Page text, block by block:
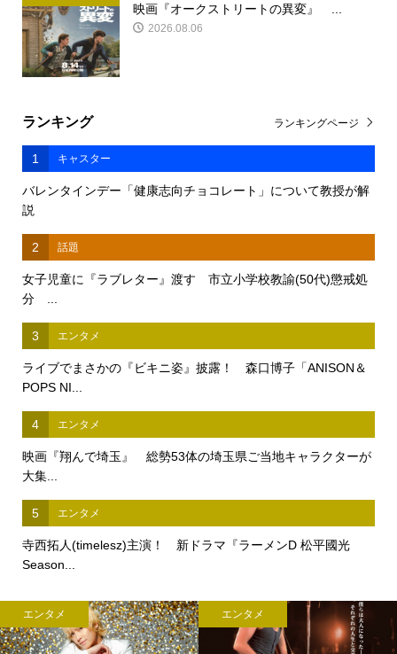
映画『オークストリートの異変』 ...
2026.08.06
ランキング
1 キャスター
バレンタインデー「健康志向チョコレート」について教授が解
説
2 話題
女子児童に『ラブレター』渡す 市立小学校教諭(50代)懲戒処
分 ...
3 エンタメ
ライブでまさかの『ビキニ姿』披露！ 森口博子「ANISON＆
POPS NI...
4 エンタメ
映画『翔んで埼玉』 総勢53体の埼玉県ご当地キャラクターが
大集...
5 エンタメ
寺西拓人(timelesz)主演！ 新ドラマ『ラーメンD 松平國光
Season...
ランキングページ
エンタメ エンタメ